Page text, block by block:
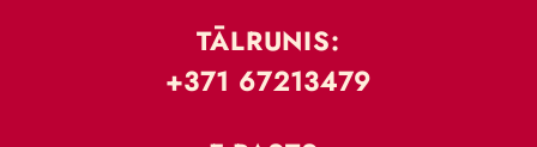
TĀLRUNIS:
+371 67213479